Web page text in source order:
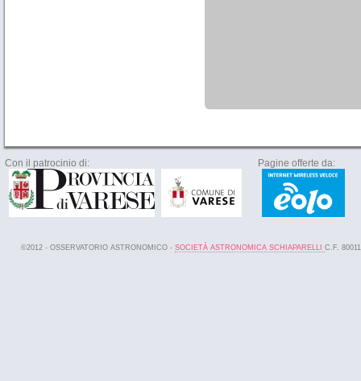
Con il patrocinio di: Pagine offerte da:
©2012 - OSSERVATORIO ASTRONOMICO - SOCIETÀ ASTRONOMICA SCHIAPARELLI C.F.